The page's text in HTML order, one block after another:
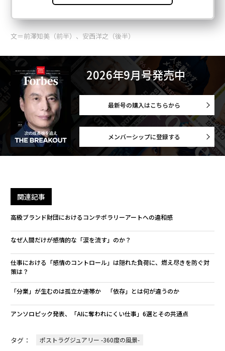
文＝前澤知美（前半）、安西洋之（後半）
2026年9月号発売中
最新号の購入はこちらから
メンバーシップに登録する
関連記事
高級ブランド財団におけるコンテポラリーアートへの違和感
なぜ人間だけが感情的な「涙を流す」のか？
仕事における「感情のコントロール」は隠れた負荷に、燃え尽きを防ぐ対
策は？
「分業」が生むのは孤立か連帯か 「依存」とは何が違うのか
アンソロピック発表、「AIに奪われにくい仕事」6選とその共通点
タグ： ポストラグジュアリー -360度の風景-